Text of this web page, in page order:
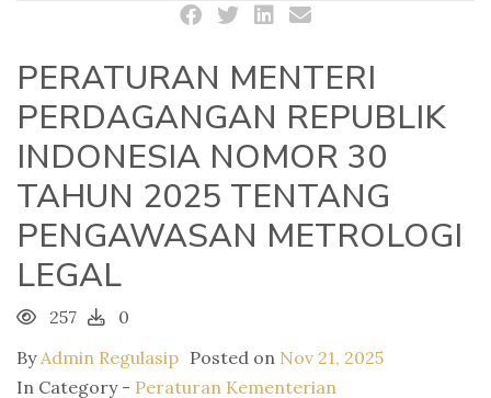
PERATURAN MENTERI
PERDAGANGAN REPUBLIK
INDONESIA NOMOR 30
TAHUN 2025 TENTANG
PENGAWASAN METROLOGI
LEGAL
257
0
ByAdmin Regulasip Posted on Nov 21, 2025
In Category - Peraturan Kementerian